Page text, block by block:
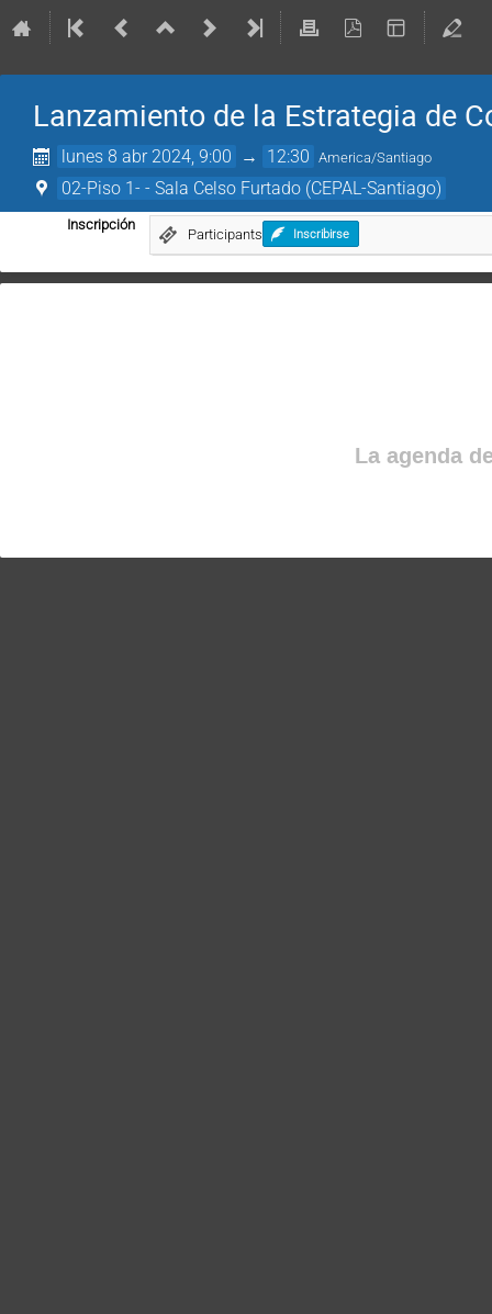
Lanzamiento de la Estrategia de
lunes 8 abr 2024, 9:00 → 12:30 America/Santiago
02-Piso 1- - Sala Celso Furtado (CEPAL-Santiago)
Inscripción
Participants Inscribirse
La agenda